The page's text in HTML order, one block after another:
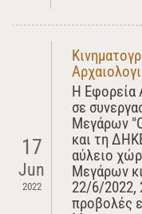
17
Jun
2022
Η Εφορεία
σε
Μεγάρων
και τη
αύλειο
Μεγάρων
22/6/2022,
προβολές